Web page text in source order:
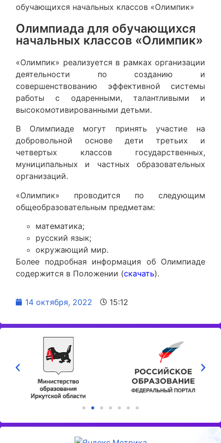
обучающихся начальных классов «Олимпик»
Олимпиада для обучающихся
начальных классов «Олимпик»
«Олимпик» реализуется в рамках организации
деятельности по созданию и
совершенствованию эффективной системы
работы с одаренными, талантливыми и
высокомотивированными детьми.
В Олимпиаде могут принять участие на
добровольной основе дети третьих и
четвертых классов государственных,
муниципальных и частных образовательных
организаций.
«Олимпик» проводится по следующим
общеобразовательным предметам:
математика;
русский язык;
окружающий мир.
Более подробная информация об Олимпиаде
содержится в Положении (скачать).
14 октября, 2022 15:12